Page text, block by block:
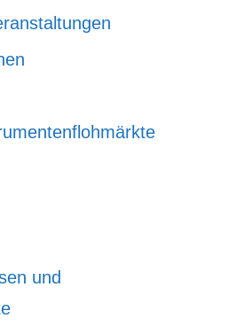
und